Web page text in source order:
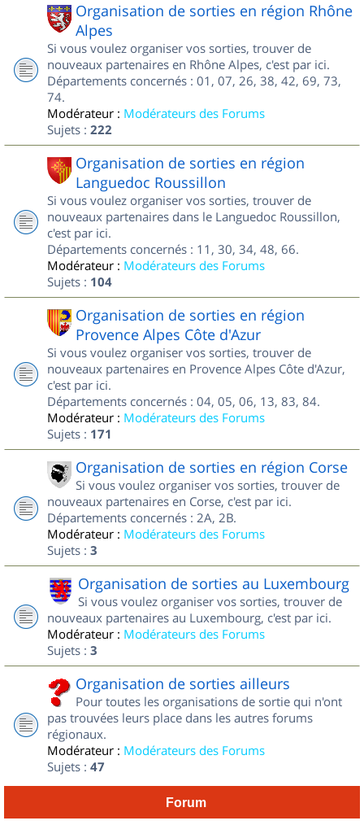
Organisation de sorties en région Rhône
Alpes
Si vous voulez organiser vos sorties, trouver de
nouveaux partenaires en Rhône Alpes, c'est par ici.
Départements concernés : 01, 07, 26, 38, 42, 69, 73,
74.
Modérateur : Modérateurs des Forums
Sujets : 222
Organisation de sorties en région
Languedoc Roussillon
Si vous voulez organiser vos sorties, trouver de
nouveaux partenaires dans le Languedoc Roussillon,
c'est par ici.
Départements concernés : 11, 30, 34, 48, 66.
Modérateur : Modérateurs des Forums
Sujets : 104
Organisation de sorties en région
Provence Alpes Côte d'Azur
Si vous voulez organiser vos sorties, trouver de
nouveaux partenaires en Provence Alpes Côte d'Azur,
c'est par ici.
Départements concernés : 04, 05, 06, 13, 83, 84.
Modérateur : Modérateurs des Forums
Sujets : 171
Organisation de sorties en région Corse
Si vous voulez organiser vos sorties, trouver de
nouveaux partenaires en Corse, c'est par ici.
Départements concernés : 2A, 2B.
Modérateur : Modérateurs des Forums
Sujets : 3
Organisation de sorties au Luxembourg
Si vous voulez organiser vos sorties, trouver de
nouveaux partenaires au Luxembourg, c'est par ici.
Modérateur : Modérateurs des Forums
Sujets : 3
Organisation de sorties ailleurs
Pour toutes les organisations de sortie qui n'ont
pas trouvées leurs place dans les autres forums
régionaux.
Modérateur : Modérateurs des Forums
Sujets : 47
Forum